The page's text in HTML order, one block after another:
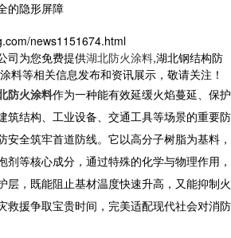
的隐形屏障
news1151674.html
司为您免费提供湖北防火涂料,湖北钢结构防
料等相关信息发布和资讯展示，敬请关注！
防火涂料作为一种能有效延缓火焰蔓延、保护
筑结构、工业设备、交通工具等场景的重要防
安全筑牢首道防线。它以高分子树脂为基料，
剂等核心成分，通过特殊的化学与物理作用，
层，既能阻止基材温度快速升高，又能抑制火
救援争取宝贵时间，完美适配现代社会对消防